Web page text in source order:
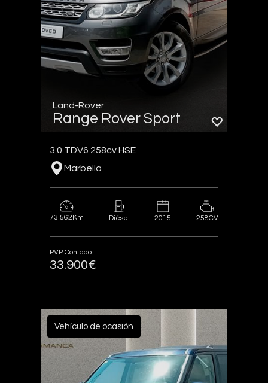
Land-Rover
Range Rover Sport
3.0 TDV6 258cv HSE
Marbella
73.562Km Diésel 2015 258CV
PVP Contado
33.900€
Vehículo de ocasión